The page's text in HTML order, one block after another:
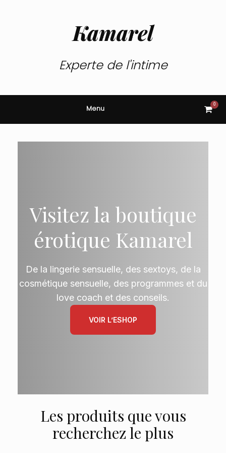
Kamarel
Experte de l'intime
Menu View
cart
0
Visitez la boutique
érotique Kamarel
De la lingerie sensuelle, des sextoys, de la
cosmétique sensuelle, des programmes et du
love coach et des conseils.
VOIR L’ESHOP
Les produits que vous
recherchez le plus